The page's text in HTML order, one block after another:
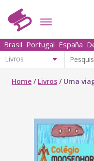
Brasil Portugal España
Home / Livros / Uma